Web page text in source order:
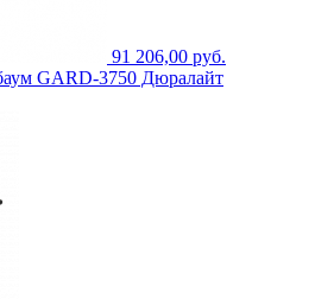
91 206,00 руб.
GARD-3750 Дюралайт